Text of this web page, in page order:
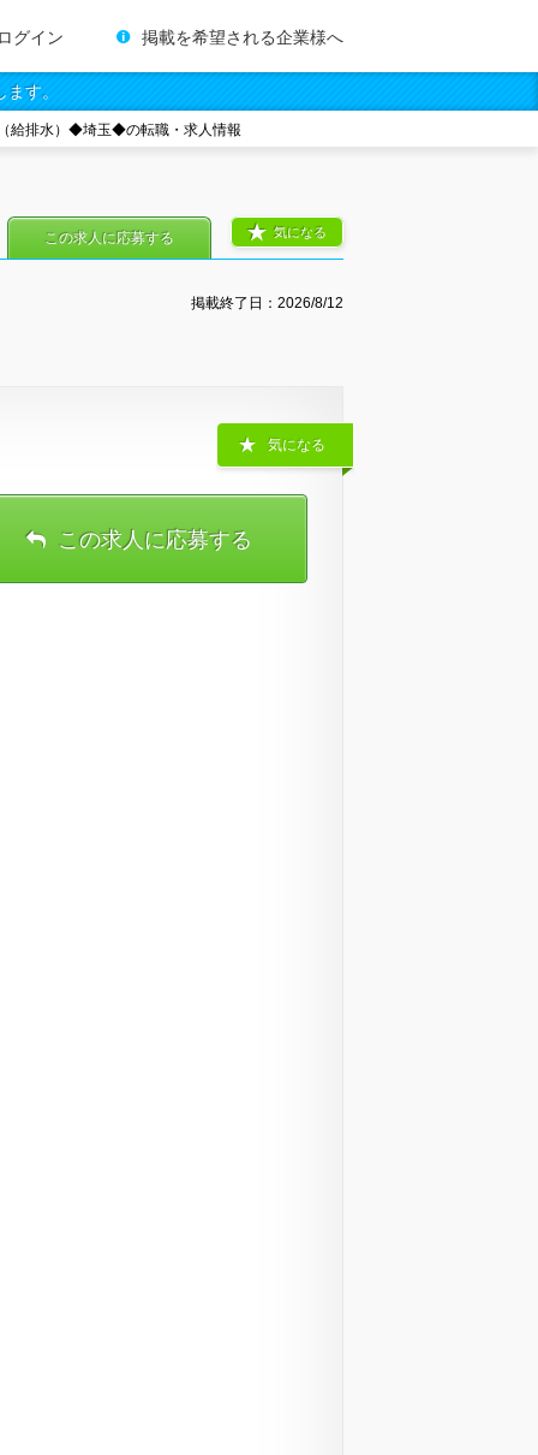
グイン 掲載を希望される企業様へ
す。
給排水）◆埼玉◆の転職・求人情報
掲載終了日： 2026/8/12
気になる
この求人に応募する
気になる
この求人に応募する